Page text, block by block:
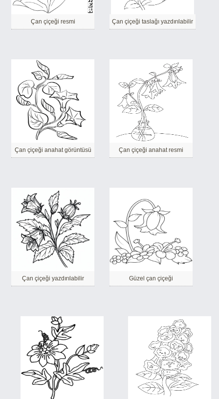
Çan çiçeği resmi Çan çiçeği taslağı yazdırılabilir
Çan çiçeği anahat görüntüsü Çan çiçeği anahat resmi
Çan çiçeği yazdırılabilir Güzel çan çiçeği